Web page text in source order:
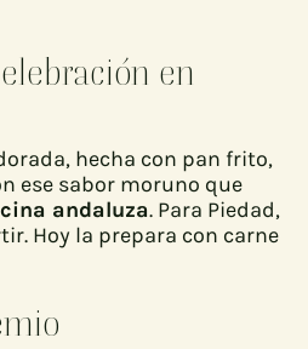
en
hecha con pan frito,
ese sabor moruno que
andaluza. Para Piedad,
Hoy la prepara con carne